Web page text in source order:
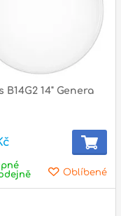
B14G2 14" Genera
Oblíbené